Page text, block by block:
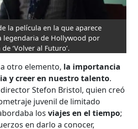
la película en la que aparece
legendaria de Hollywood por
‘Volver al Futuro’.
otro elemento, la importancia
y creer en nuestro talento.
director Stefon Bristol, quien creó
juvenil de limitado
losviajes en el tiempo;
en darlo a conocer,